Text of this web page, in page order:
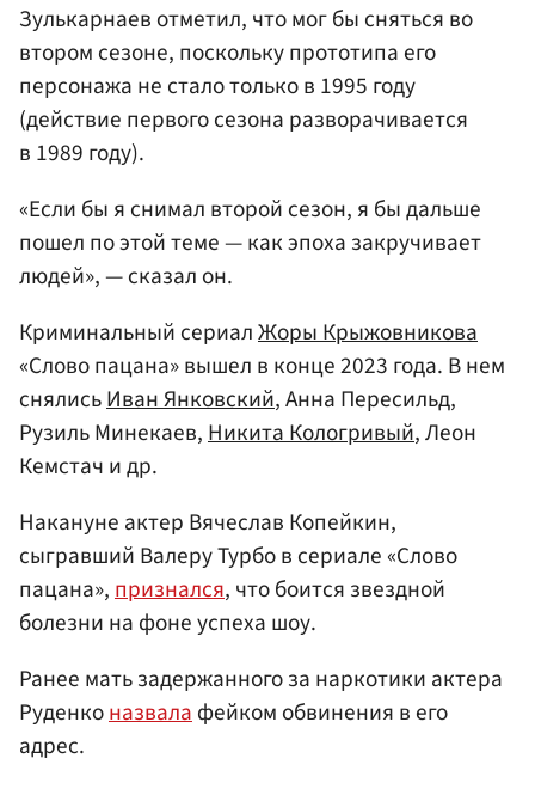
Зулькарнаев отметил, что мог бы сняться во
втором сезоне, поскольку прототипа его
персонажа не стало только в 1995 году
(действие первого сезона разворачивается
в 1989 году).
«Если бы я снимал второй сезон, я бы дальше
пошел по этой теме — как эпоха закручивает
людей», — сказал он.
Криминальный сериалЖоры Крыжовникова
«Слово пацана» вышел в конце 2023 года. В нем
снялисьИван Янковский, Анна Пересильд,
Рузиль Минекаев,Никита Кологривый, Леон
Кемстач и др.
Накануне актер Вячеслав Копейкин,
сыгравший Валеру Турбо в сериале «Слово
пацана»,признался, что боится звездной
болезни на фоне успеха шоу.
Ранее мать задержанного за наркотики актера
Руденконазвалафейком обвинения в его
адрес.